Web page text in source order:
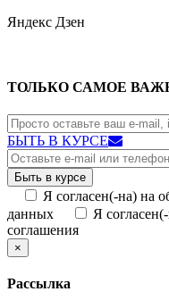
Яндекс Дзен
ТОЛЬКО САМОЕ
БЫТЬ В КУРСЕ
Я согласен(-на) на
данных
Я
соглашения
×
Рассылка